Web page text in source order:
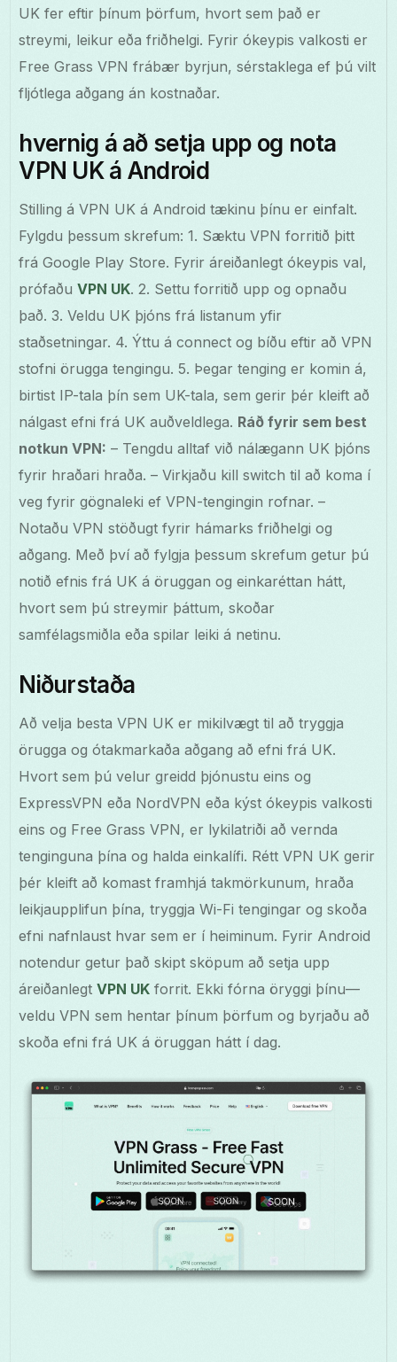
UK fer eftir þínum þörfum, hvort sem það er
streymi, leikur eða friðhelgi. Fyrir ókeypis valkosti er
Free Grass VPN frábær byrjun, sérstaklega ef þú vilt
fljótlega aðgang án kostnaðar.
hvernig á að setja upp og nota
VPN UK á Android
Stilling á VPN UK á Android tækinu þínu er einfalt.
Fylgdu þessum skrefum: 1. Sæktu VPN forritið þitt
frá Google Play Store. Fyrir áreiðanlegt ókeypis val,
prófaðuVPN UK. 2. Settu forritið upp og opnaðu
það. 3. Veldu UK þjóns frá listanum yfir
staðsetningar. 4. Ýttu á connect og bíðu eftir að VPN
stofni örugga tengingu. 5. Þegar tenging er komin á,
birtist IP-tala þín sem UK-tala, sem gerir þér kleift að
nálgast efni frá UK auðveldlega. Ráð fyrir sem best
notkun VPN: – Tengdu alltaf við nálægann UK þjóns
fyrir hraðari hraða. – Virkjaðu kill switch til að koma í
veg fyrir gögnaleki ef VPN-tengingin rofnar. –
Notaðu VPN stöðugt fyrir hámarks friðhelgi og
aðgang. Með því að fylgja þessum skrefum getur þú
notið efnis frá UK á öruggan og einkaréttan hátt,
hvort sem þú streymir þáttum, skoðar
samfélagsmiðla eða spilar leiki á netinu.
Niðurstaða
Að velja besta VPN UK er mikilvægt til að tryggja
örugga og ótakmarkaða aðgang að efni frá UK.
Hvort sem þú velur greidd þjónustu eins og
ExpressVPN eða NordVPN eða kýst ókeypis valkosti
eins og Free Grass VPN, er lykilatriði að vernda
tenginguna þína og halda einkalífi. Rétt VPN UK gerir
þér kleift að komast framhjá takmörkunum, hraða
leikjaupplifun þína, tryggja Wi-Fi tengingar og skoða
efni nafnlaust hvar sem er í heiminum. Fyrir Android
notendur getur það skipt sköpum að setja upp
áreiðanlegtVPN UK forrit. Ekki fórna öryggi þínu—
veldu VPN sem hentar þínum þörfum og byrjaðu að
skoða efni frá UK á öruggan hátt í dag.